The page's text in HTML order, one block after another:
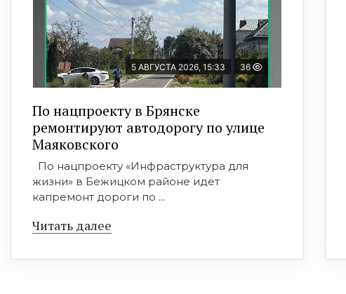
5 АВГУСТА 2026, 15:33 36
По нацпроекту в Брянске
ремонтируют автодорогу по улице
Маяковского
По нацпроекту «Инфраструктура для
жизни» в Бежицком районе идет
капремонт дороги по ...
Читать далее